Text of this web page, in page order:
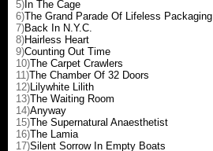
5) In The Cage
6)The Grand Parade Of Lifeless Packaging
7)Back In N.Y.C.
8)Hairless Heart
9)Counting Out Time
10)The Carpet Crawlers
11)The Chamber Of 32 Doors
12)Lilywhite Lilith
13)The Waiting Room
14)Anyway
15)The Supernatural Anaesthetist
16)The Lamia
17)Silent Sorrow In Empty Boats